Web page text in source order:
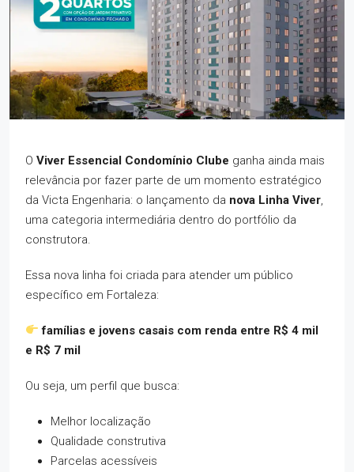
O Viver Essencial Condomínio Clube ganha ainda mais
relevância por fazer parte de um momento estratégico
da Victa Engenharia: o lançamento da nova Linha Viver,
uma categoria intermediária dentro do portfólio da
construtora.
Essa nova linha foi criada para atender um público
específico em Fortaleza:
famílias e jovens casais com renda entre R$ 4 mil
e R$ 7 mil
Ou seja, um perfil que busca:
Melhor localização
Qualidade construtiva
Parcelas acessíveis